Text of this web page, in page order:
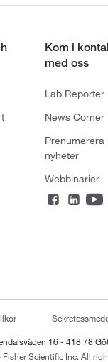
Kom i
med oss
Lab Reporter
News Corner
Prenumerera
nyheter
Webbinarier
16 - 418 78
Scientific Inc. All